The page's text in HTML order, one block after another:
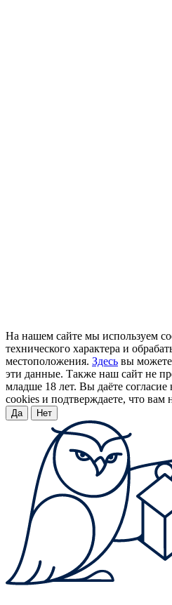
На нашем сайте мы используем
технического характера и
местоположения. Здесь вы
эти данные. Также наш сайт не
младше 18 лет. Вы даёте
cookies и подтверждаете, что вам
Да Нет